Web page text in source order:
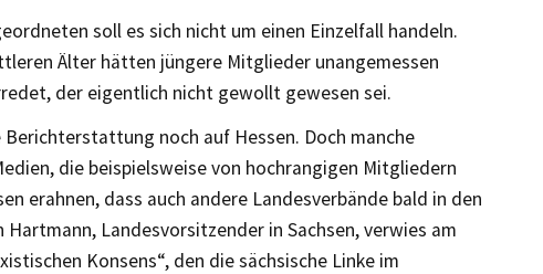
soll es sich nicht um einen Einzelfall handeln.
Älter hätten jüngere Mitglieder unangemessen
der eigentlich nicht gewollt gewesen sei.
noch auf Hessen. Doch manche
die beispielsweise von hochrangigen Mitgliedern
erahnen, dass auch andere Landesverbände bald in den
Landesvorsitzender in Sachsen, verwies am
Konsens“, den die sächsische Linke im